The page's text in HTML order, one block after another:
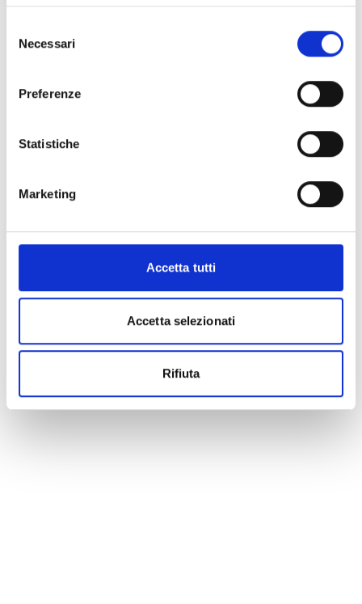
delNecessari
Preferenze
Statistiche
Marketing
Accetta tutti
Accetta selezionati
Rifiuta